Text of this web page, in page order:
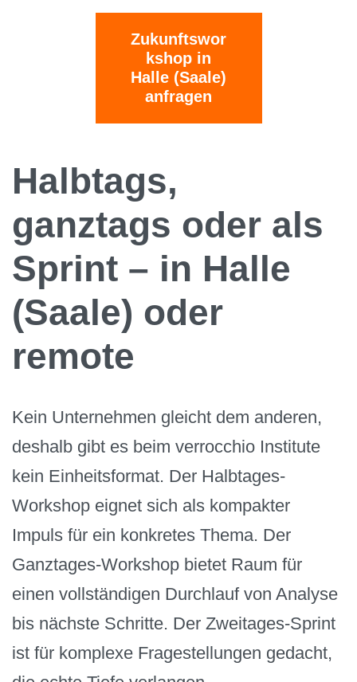
Zukunftswor
kshop in
Halle (Saale)
anfragen
Halbtags,
ganztags oder als
Sprint – in Halle
(Saale) oder
remote
Kein Unternehmen gleicht dem anderen,
deshalb gibt es beim verrocchio Institute
kein Einheitsformat. Der Halbtages-
Workshop eignet sich als kompakter
Impuls für ein konkretes Thema. Der
Ganztages-Workshop bietet Raum für
einen vollständigen Durchlauf von Analyse
bis nächste Schritte. Der Zweitages-Sprint
ist für komplexe Fragestellungen gedacht,